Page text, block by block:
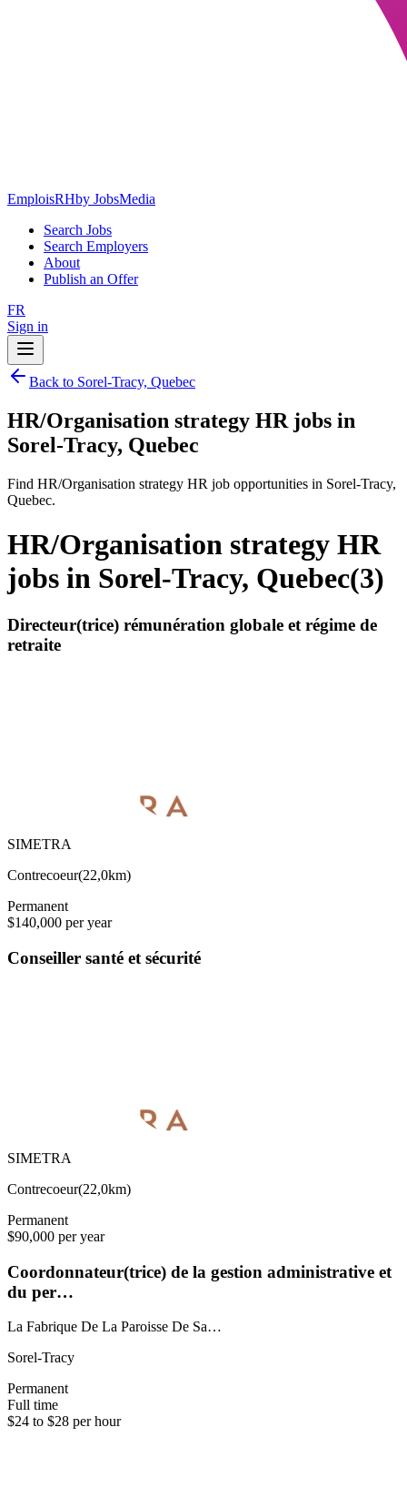
EmploisRHby JobsMedia
Search Jobs
Search Employers
About
Publish an Offer
FR
Sign in
Back to Sorel-Tracy, Quebec
HR/Organisation strategy HR jobs in
Sorel-Tracy, Quebec
Find HR/Organisation strategy HR job opportunities in Sorel-Tracy,
Quebec.
HR/Organisation strategy HR
jobs in Sorel-Tracy, Quebec(3)
Directeur(trice) rémunération globale et régime de
retraite
SIMETRA
Contrecoeur(22,0km)
Permanent
$140,000 per year
Conseiller santé et sécurité
SIMETRA
Contrecoeur(22,0km)
Permanent
$90,000 per year
Coordonnateur(trice) de la gestion administrative et
du per…
La Fabrique De La Paroisse De Sa…
Sorel-Tracy
Permanent
Full time
$24 to $28 per hour